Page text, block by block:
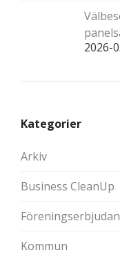
2026-
Kategorier
Arkiv
Business CleanUp
Kommun